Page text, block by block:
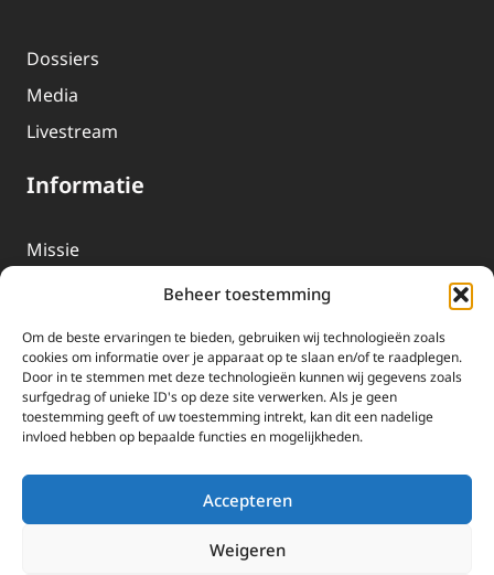
Beheer toestemming
Om de beste ervaringen te bieden, gebruiken wij technologieën zoals
cookies om informatie over je apparaat op te slaan en/of te raadplegen.
Door in te stemmen met deze technologieën kunnen wij gegevens zoals
surfgedrag of unieke ID's op deze site verwerken. Als je geen
toestemming geeft of uw toestemming intrekt, kan dit een nadelige
invloed hebben op bepaalde functies en mogelijkheden.
Accepteren
Weigeren
Dossiers
Media
Livestream
Informatie
Missie
EWTN-Team
Organisatiegegevens
Doneren
EWTN wordt uitsluitend gefinancierd door uw donaties.
Wij ontvangen bewust geen advertentie-inkomsten of